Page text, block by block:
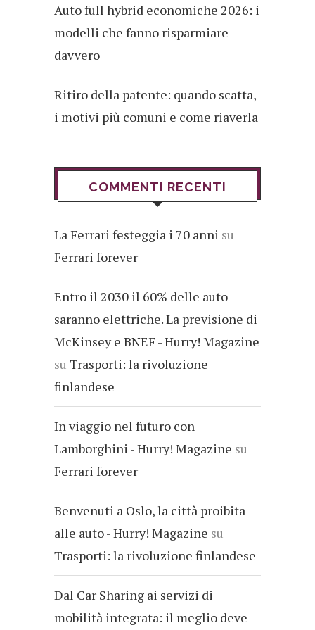
Auto full hybrid economiche 2026: i
modelli che fanno risparmiare
davvero
Ritiro della patente: quando scatta,
i motivi più comuni e come riaverla
COMMENTI RECENTI
La Ferrari festeggia i 70 anni su
Ferrari forever
Entro il 2030 il 60% delle auto
saranno elettriche. La previsione di
McKinsey e BNEF - Hurry! Magazine
su Trasporti: la rivoluzione
finlandese
In viaggio nel futuro con
Lamborghini - Hurry! Magazine su
Ferrari forever
Benvenuti a Oslo, la città proibita
alle auto - Hurry! Magazine su
Trasporti: la rivoluzione finlandese
Dal Car Sharing ai servizi di
mobilità integrata: il meglio deve